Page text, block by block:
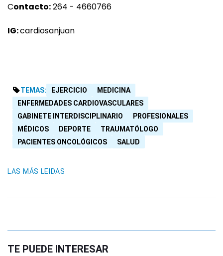
Contacto:264 - 4660766
IG:cardiosanjuan
TEMAS: EJERCICIO
MEDICINA
ENFERMEDADES CARDIOVASCULARES
GABINETE INTERDISCIPLINARIO
PROFESIONALES
MÉDICOS
DEPORTE
TRAUMATÓLOGO
PACIENTES ONCOLÓGICOS
SALUD
LAS MÁS LEIDAS
TE PUEDE INTERESAR